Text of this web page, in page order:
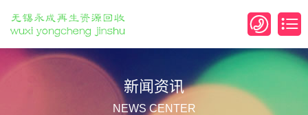
新闻资讯
NEWS CENTER